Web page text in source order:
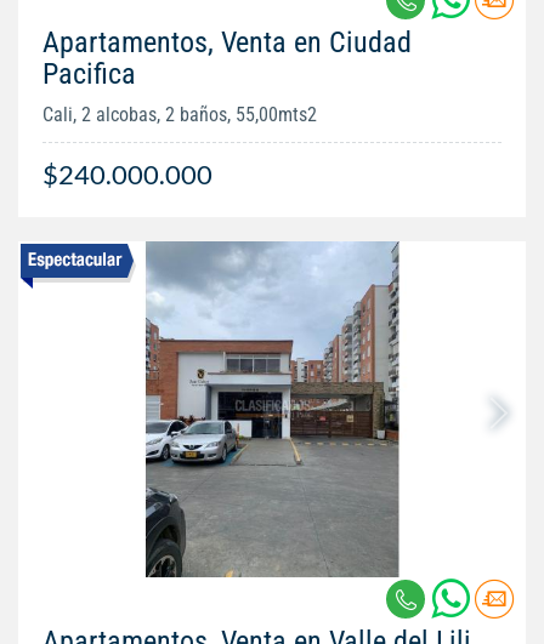
Apartamentos, Venta en Ciudad
Pacifica
Cali, 2 alcobas, 2 baños, 55,00mts2
$240.000.000